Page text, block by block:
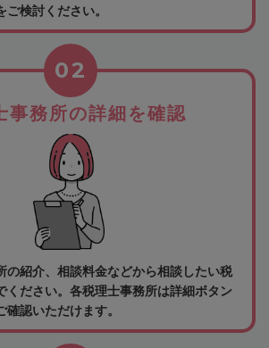
検討ください。
事務所の詳細を確認
02
の紹介、相談料金などから相談したい税
ください。各税理士事務所は詳細ボタン
認いただけます。